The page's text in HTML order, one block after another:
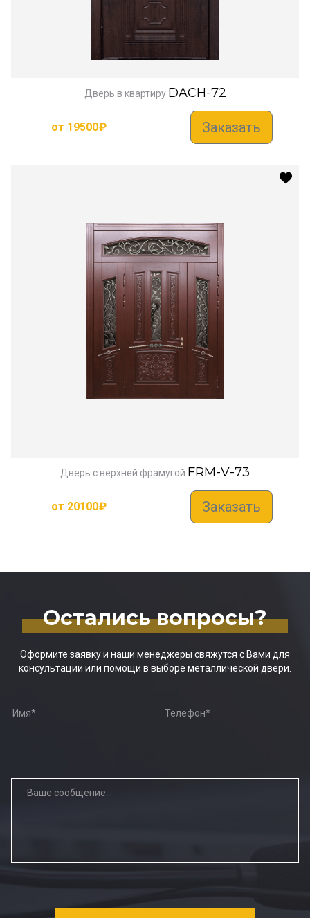
Дверь в квартиру DACH-72
от 19500₽ Заказать
Дверь с верхней фрамугой FRM-V-73
от 20100₽ Заказать
Остались вопросы?
Оформите заявку и наши менеджеры свяжутся с Вами для
консультации или помощи в выборе металлической двери.